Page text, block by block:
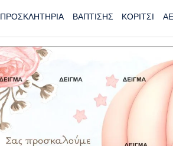
ΠΡΟΣΚΛΗΤΗΡΙΑ ΒΑΠΤΙΣΗΣ ΚΟΡΙΤΣΙ